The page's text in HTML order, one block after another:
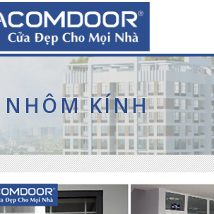
NHÔM KÍNH